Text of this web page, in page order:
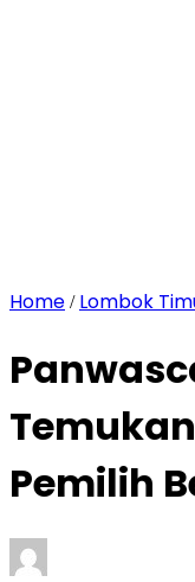
Home / Lombok
Pemilih